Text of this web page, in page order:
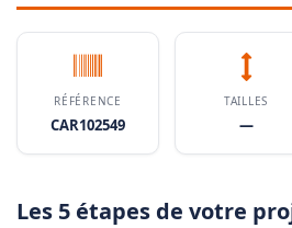
RÉFÉRENCE
CAR102549
TAILLES
—
Les 5 étapes de votre